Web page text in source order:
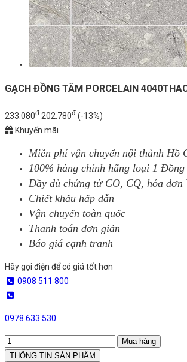
GẠCH ĐỒNG TÂM PORCELAIN
233.080đ 202.780đ (-13%)
Khuyến mãi
Miễn phí vận chuyển nội thành
100% hàng chính hãng loại 1 Đồng
Đầy đủ chứng từ CO, CQ, hóa đơn
Chiết khấu
Vận chuyển toàn quốc
Thanh toán đơn
Báo giá cạnh tranh
Hãy gọi điện để có giá tốt hơn
0908 511 800
0978 633 530
Mua hàng
THÔNG TIN SẢN PHẨM